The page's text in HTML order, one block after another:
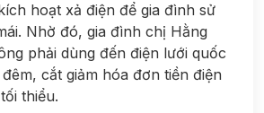
hoạt xả điện để gia đình sử
Nhờ đó, gia đình chị Hằng
phải dùng đến điện lưới quốc
cắt giảm hóa đơn tiền điện
thiểu.